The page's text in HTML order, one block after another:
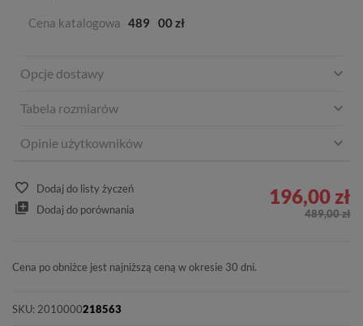
Cena katalogowa 489 00 zł
Opcje dostawy
Tabela rozmiarów
Opinie użytkowników
Dodaj do listy życzeń
Dodaj do porównania
196,00 zł
489,00 zł
Cena po obniżce jest najniższą ceną w okresie 30 dni.
SKU: 2010000218563